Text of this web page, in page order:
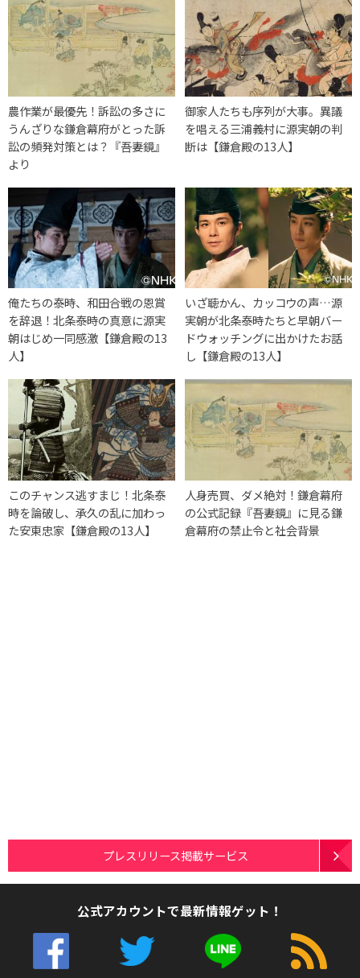
農作業が最優先！訴訟の多さに
うんざりな鎌倉幕府がとった訴
訟の頻発対策とは？『吾妻鏡』
より
御家人たちも序列が大事。異議
を唱える三浦義村に源実朝の判
断は【鎌倉殿の13人】
俺たちの泰時、和田合戦の恩賞
を辞退！北条泰時の真意に源実
朝はじめ一同感激【鎌倉殿の13
人】
いざ聴かん、カッコウの声…源
実朝が北条泰時たちと早朝バー
ドウォッチングに出かけたお話
し【鎌倉殿の13人】
このチャンス逃すまじ！北条泰
時を論破し、承久の乱に加わっ
た安東忠家【鎌倉殿の13人】
人身売買、ダメ絶対！鎌倉幕府
の公式記録『吾妻鏡』に見る鎌
倉幕府の禁止令と社会背景
プレスリリース掲載サービス
公式アカウントで最新情報ゲット！